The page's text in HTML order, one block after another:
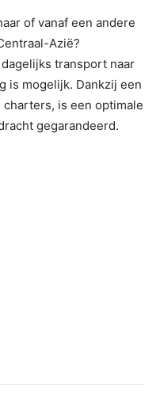
of vanaf een andere
Azië?
transport naar
is mogelijk. Dankzij een
is een optimale
gegarandeerd.